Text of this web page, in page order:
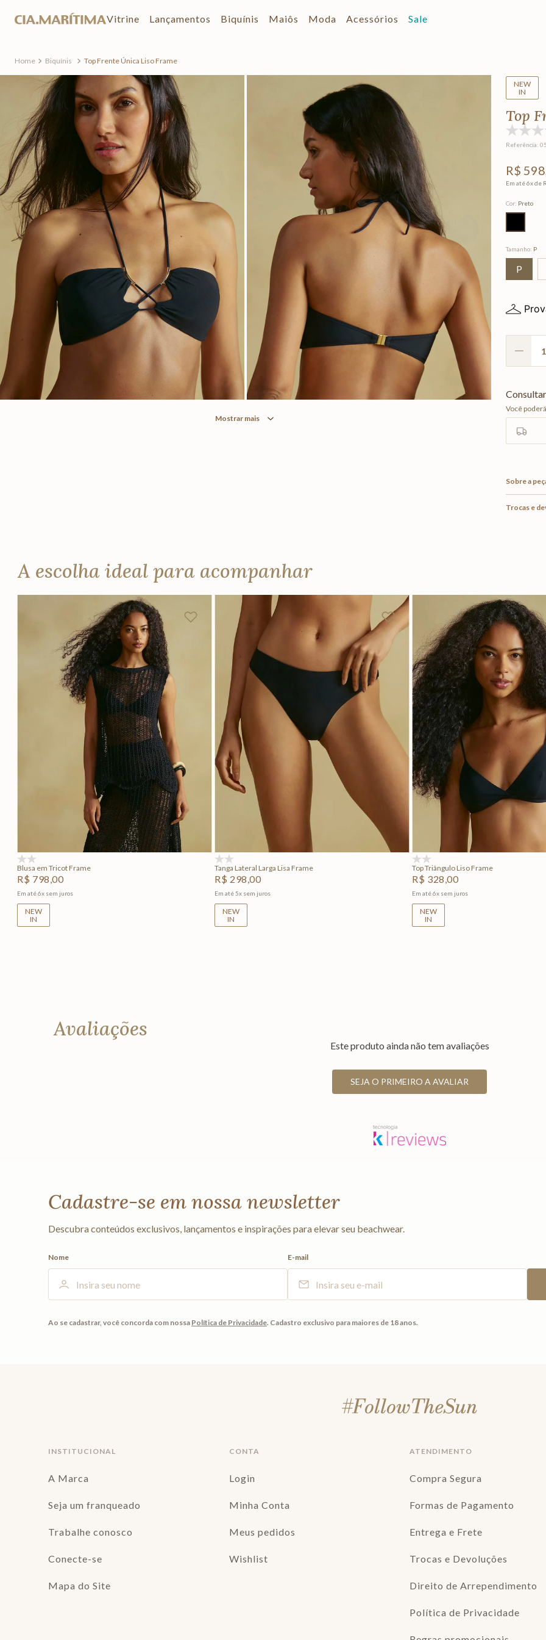
Vitrine Lançamentos Biquínis Maiôs Moda Acessórios Sale
Biquínis Top Frente Única Liso Frame
Mostrar mais
NEW
IN
Top
Referência:
R$ 598
Em até6x de
Cor: Preto
Tamanho: P
P
Sobre a
Trocas e
A escolha ideal para acompanhar
G
Adicionar na sacola
Blusa em Tricot Frame
R$ 798,00
Em até6x sem juros
NEW
IN
M
Adicionar na sacola
Tanga Lateral Larga Lisa Frame
R$ 298,00
Em até 5x sem juros
NEW
IN
M G
Top Triângulo Liso Frame
R$ 328,00
Em até6x sem juros
NEW
IN
Avaliações
Este produto ainda não tem avaliações
SEJA O PRIMEIRO A AVALIAR
Cadastre-se em nossa newsletter
Descubra conteúdos exclusivos, lançamentos e inspirações para elevar seu beachwear.
Nome E-mail
Ao se cadastrar, você concorda com nossa Política de Privacidade. Cadastro exclusivo para maiores de 18 anos.
INSTITUCIONAL
A Marca
Seja um franqueado
Trabalhe conosco
Conecte-se
Mapa do Site
CONTA
Login
Minha Conta
Meus pedidos
Wishlist
ATENDIMENTO
Compra Segura
Formas de Pagamento
Entrega e Frete
Trocas e Devoluções
Direito de Arrependimento
Política de Privacidade